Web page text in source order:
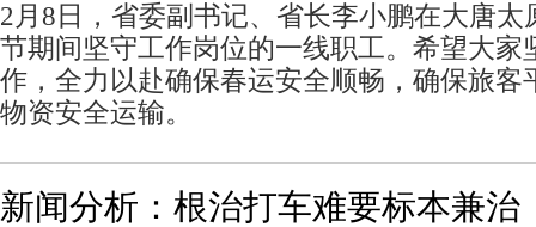
2月8日，省委副书记、省长李小鹏在大唐太
节期间坚守工作岗位的一线职工。希望大家
作，全力以赴确保春运安全顺畅，确保旅客
物资安全运输。
新闻分析：根治打车难要标本兼治